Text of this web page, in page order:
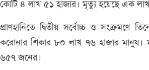
কোটি ৪ লাখ ৫১ হাজার। মৃত্যু হয়েছে এক
প্রাণহানিতে দ্বিতীয় সর্বোচ্চ ও সংক্রমণে
করোনার শিকার ৮০ লাখ ৭৬ হাজার মানুষ।
৬৫৭ জনের।